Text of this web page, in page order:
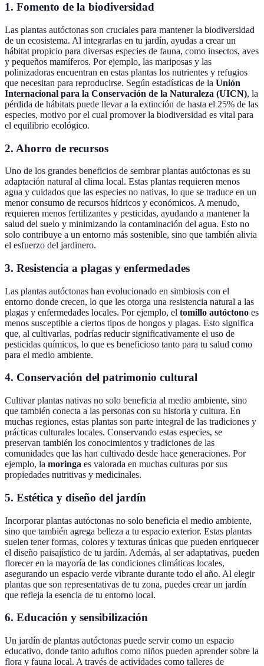
1. Fomento de la biodiversidad
Las plantas autóctonas son cruciales para mantener la biodiversidad
de un ecosistema. Al integrarlas en tu jardín, ayudas a crear un
hábitat propicio para diversas especies de fauna, como insectos, aves
y pequeños mamíferos. Por ejemplo, las mariposas y las
polinizadoras encuentran en estas plantas los nutrientes y refugios
que necesitan para reproducirse. Según estadísticas de la Unión
Internacional para la Conservación de la Naturaleza (UICN), la
pérdida de hábitats puede llevar a la extinción de hasta el 25% de las
especies, motivo por el cual promover la biodiversidad es vital para
el equilibrio ecológico.
2. Ahorro de recursos
Uno de los grandes beneficios de sembrar plantas autóctonas es su
adaptación natural al clima local. Estas plantas requieren menos
agua y cuidados que las especies no nativas, lo que se traduce en un
menor consumo de recursos hídricos y económicos. A menudo,
requieren menos fertilizantes y pesticidas, ayudando a mantener la
salud del suelo y minimizando la contaminación del agua. Esto no
solo contribuye a un entorno más sostenible, sino que también alivia
el esfuerzo del jardinero.
3. Resistencia a plagas y enfermedades
Las plantas autóctonas han evolucionado en simbiosis con el
entorno donde crecen, lo que les otorga una resistencia natural a las
plagas y enfermedades locales. Por ejemplo, el tomillo autóctono es
menos susceptible a ciertos tipos de hongos y plagas. Esto significa
que, al cultivarlas, podrías reducir significativamente el uso de
pesticidas químicos, lo que es beneficioso tanto para tu salud como
para el medio ambiente.
4. Conservación del patrimonio cultural
Cultivar plantas nativas no solo beneficia al medio ambiente, sino
que también conecta a las personas con su historia y cultura. En
muchas regiones, estas plantas son parte integral de las tradiciones y
prácticas culturales locales. Conservando estas especies, se
preservan también los conocimientos y tradiciones de las
comunidades que las han cultivado desde hace generaciones. Por
ejemplo, la moringa es valorada en muchas culturas por sus
propiedades nutritivas y medicinales.
5. Estética y diseño del jardín
Incorporar plantas autóctonas no solo beneficia el medio ambiente,
sino que también agrega belleza a tu espacio exterior. Estas plantas
suelen tener formas, colores y texturas únicas que pueden enriquecer
el diseño paisajístico de tu jardín. Además, al ser adaptativas, pueden
florecer en la mayoría de las condiciones climáticas locales,
asegurando un espacio verde vibrante durante todo el año. Al elegir
plantas que son representativas de tu zona, puedes crear un jardín
que refleja la esencia de tu entorno local.
6. Educación y sensibilización
Un jardín de plantas autóctonas puede servir como un espacio
educativo, donde tanto adultos como niños pueden aprender sobre la
flora y fauna local. A través de actividades como talleres de